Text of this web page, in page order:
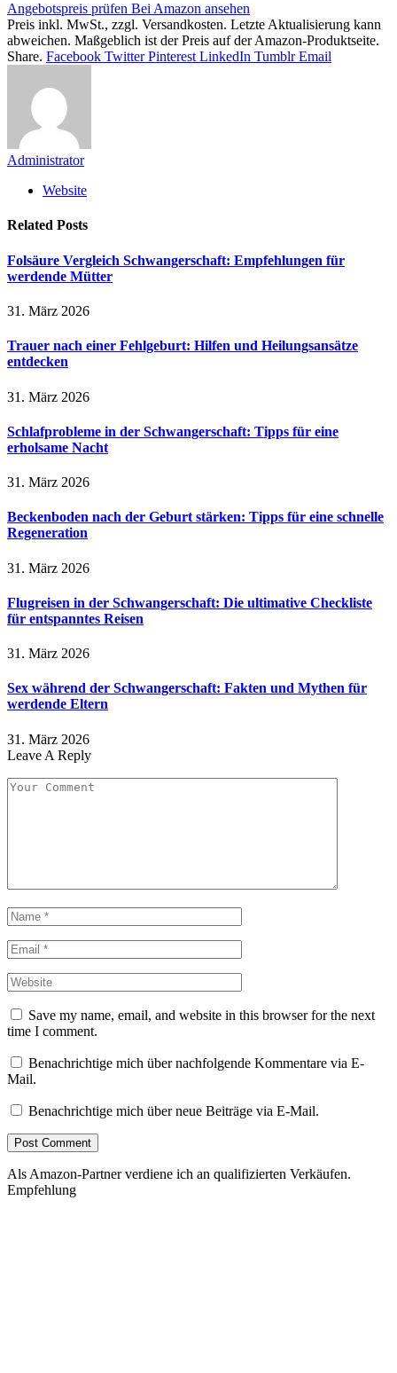
Angebotspreis prüfen Bei Amazon ansehen
Preis inkl. MwSt., zzgl. Versandkosten. Letzte Aktualisierung kann
abweichen. Maßgeblich ist der Preis auf der Amazon-Produktseite.
Share. Facebook Twitter Pinterest LinkedIn Tumblr Email
Administrator
Website
Related Posts
Folsäure Vergleich Schwangerschaft: Empfehlungen für
werdende Mütter
31. März 2026
Trauer nach einer Fehlgeburt: Hilfen und Heilungsansätze
entdecken
31. März 2026
Schlafprobleme in der Schwangerschaft: Tipps für eine
erholsame Nacht
31. März 2026
Beckenboden nach der Geburt stärken: Tipps für eine schnelle
Regeneration
31. März 2026
Flugreisen in der Schwangerschaft: Die ultimative Checkliste
für entspanntes Reisen
31. März 2026
Sex während der Schwangerschaft: Fakten und Mythen für
werdende Eltern
31. März 2026
Leave A Reply
Save my name, email, and website in this browser for the next
time I comment.
Benachrichtige mich über nachfolgende Kommentare via E-
Mail.
Benachrichtige mich über neue Beiträge via E-Mail.
Als Amazon-Partner verdiene ich an qualifizierten Verkäufen.
Empfehlung